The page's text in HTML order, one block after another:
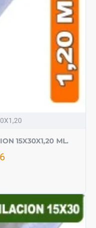
15X30X1,20 ML.